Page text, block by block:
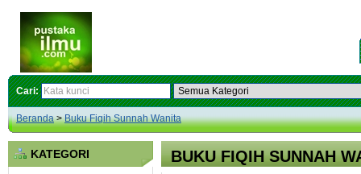
Cari:
Beranda>Buku Fiqih Sunnah Wanita
KATEGORI BUKU FIQIH SUNNAH